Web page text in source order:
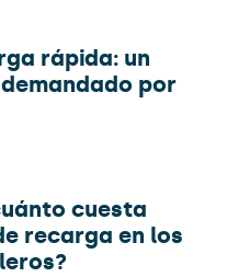
rápida: un
por
cuesta
recarga en los